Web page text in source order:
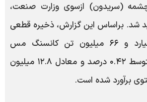
شماره۲ سرچشمه (سریدون) ازسوی وزارت صنعت،
شد. براساس این گزارش، ذخیره قطعی
این معدن ۳ میلیارد و ۶۶ میلیون تن کانسنگ مس
سولفیدی با عیار متوسط ۰.۴۲ درصد و معادل ۱۲.۸ میلیون
برآورد شده است.